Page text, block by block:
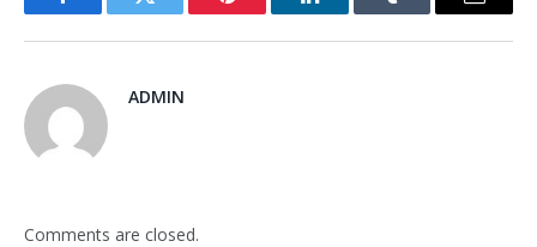
FacebookTwitter Pinterest LinkedInTumblr Email
ADMIN
Comments are closed.